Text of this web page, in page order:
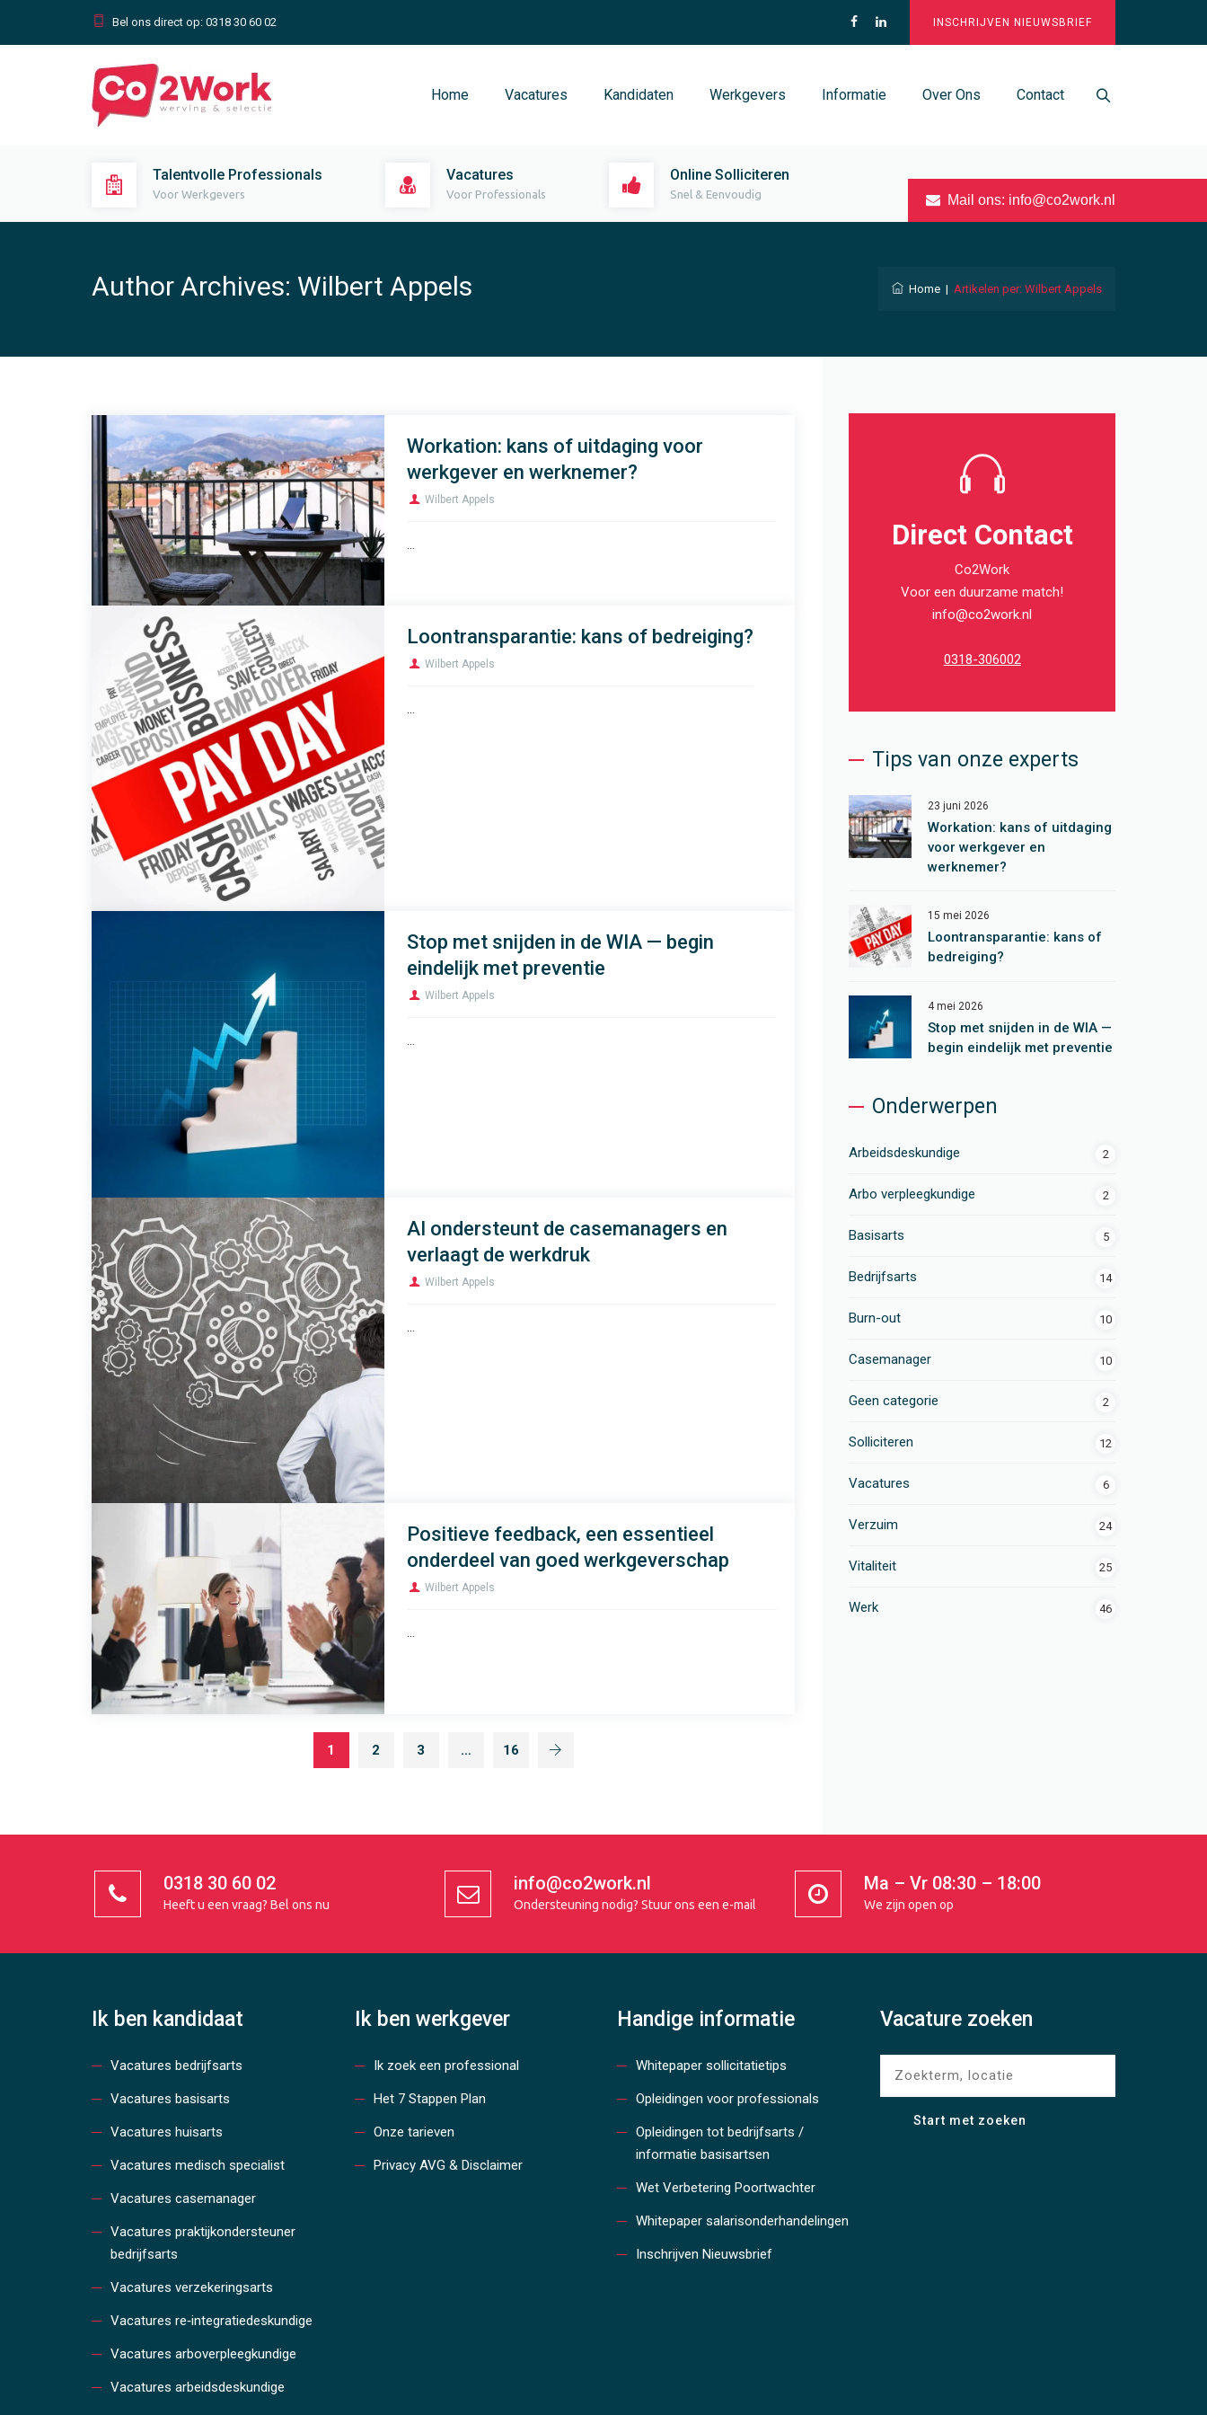
Bel ons direct op: 0318 30 60 02 INSCHRIJVEN NIEUWSBRIEF
Home Vacatures Kandidaten Werkgevers Informatie Over Ons Contact
Talentvolle Professionals
Voor Werkgevers
Vacatures
Voor Professionals
Online Solliciteren
Snel & Eenvoudig Mail ons: info@co2work.nl
Author Archives: Wilbert Appels Home | Artikelen per: Wilbert Appels
Workation: kans of uitdaging voor
werkgever en werknemer?
Wilbert Appels
...
Loontransparantie: kans of bedreiging?
Wilbert Appels
...
Stop met snijden in de WIA — begin
eindelijk met preventie
Wilbert Appels
...
AI ondersteunt de casemanagers en
verlaagt de werkdruk
Wilbert Appels
...
Positieve feedback, een essentieel
onderdeel van goed werkgeverschap
Wilbert Appels
...
1 2 3 … 16
Direct Contact
Co2Work
Voor een duurzame match!
info@co2work.nl
0318-306002
Tips van onze experts
23 juni 2026
Workation: kans of uitdaging
voor werkgever en
werknemer?
15 mei 2026
Loontransparantie: kans of
bedreiging?
4 mei 2026
Stop met snijden in de WIA —
begin eindelijk met preventie
Onderwerpen
Arbeidsdeskundige 2
Arbo verpleegkundige 2
Basisarts 5
Bedrijfsarts 14
Burn-out 10
Casemanager 10
Geen categorie 2
Solliciteren 12
Vacatures 6
Verzuim 24
Vitaliteit 25
Werk 46
0318 30 60 02
Heeft u een vraag? Bel ons nu
info@co2work.nl
Ondersteuning nodig? Stuur ons een e-mail
Ma – Vr 08:30 – 18:00
We zijn open op
Ik ben kandidaat
Vacatures bedrijfsarts
Vacatures basisarts
Vacatures huisarts
Vacatures medisch specialist
Vacatures casemanager
Vacatures praktijkondersteuner
bedrijfsarts
Vacatures verzekeringsarts
Vacatures re‑integratiedeskundige
Vacatures arboverpleegkundige
Vacatures arbeidsdeskundige
Ik ben werkgever
Ik zoek een professional
Het 7 Stappen Plan
Onze tarieven
Privacy AVG & Disclaimer
Handige informatie
Whitepaper sollicitatietips
Opleidingen voor professionals
Opleidingen tot bedrijfsarts /
informatie basisartsen
Wet Verbetering Poortwachter
Whitepaper salarisonderhandelingen
Inschrijven Nieuwsbrief
Vacature zoeken
Voornaam